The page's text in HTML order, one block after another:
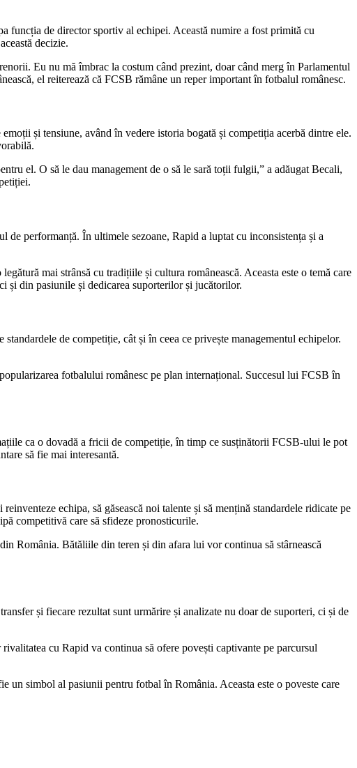
funcția de director sportiv al echipei. Această numire a fost primită cu
decizie.
Eu nu mă îmbrac la costum când prezint, doar când merg în Parlamentul
el reiterează că FCSB rămâne un reper important în fotbalul românesc.
și tensiune, având în vedere istoria bogată și competiția acerbă dintre ele.
el. O să le dau management de o să le sară toții fulgii,” a adăugat Becali,
performanță. În ultimele sezoane, Rapid a luptat cu inconsistența și a
mai strânsă cu tradițiile și cultura românească. Aceasta este o temă care
și din pasiunile și dedicarea suporterilor și jucătorilor.
de competiție, cât și în ceea ce privește managementul echipelor.
fotbalului românesc pe plan internațional. Succesul lui FCSB în
ca o dovadă a fricii de competiție, în timp ce susținătorii FCSB-ului le pot
să fie mai interesantă.
echipa, să găsească noi talente și să mențină standardele ridicate pe
competitivă care să sfideze pronosticurile.
România. Bătăliile din teren și din afara lui vor continua să stârnească
și fiecare rezultat sunt urmărire și analizate nu doar de suporteri, ci și de
cu Rapid va continua să ofere povești captivante pe parcursul
un simbol al pasiunii pentru fotbal în România. Aceasta este o poveste care